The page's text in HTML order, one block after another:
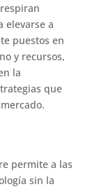
elevarse a
puestos en
y recursos,
la
que
permite a las
sin la